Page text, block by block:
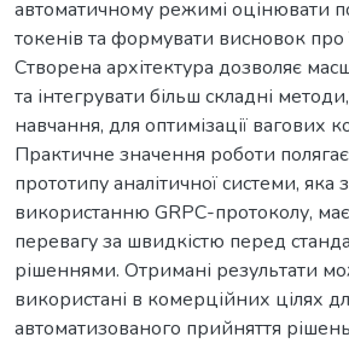
автоматичному режимі оцінювати
токенів та формувати висновок про
Створена архітектура дозволяє
та інтегрувати більш складні
навчання, для оптимізації вагових
Практичне значення роботи
прототипу аналітичної системи, яка
використанню GRPC-протоколу,
перевагу за швидкістю перед
рішеннями. Отримані результати
використані в комерційних цілях
автоматизованого прийняття